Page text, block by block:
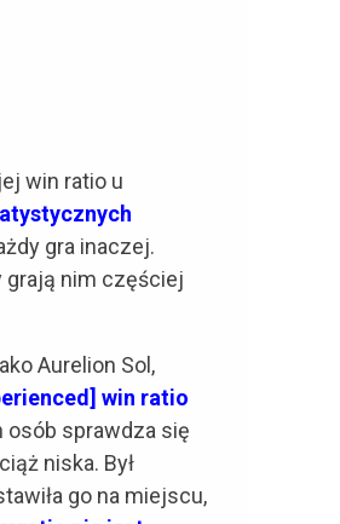
win ratio u
gra inaczej.
grają nim częściej
Aurelion Sol,
win ratio
osób sprawdza się
niska. Był
go na miejscu,